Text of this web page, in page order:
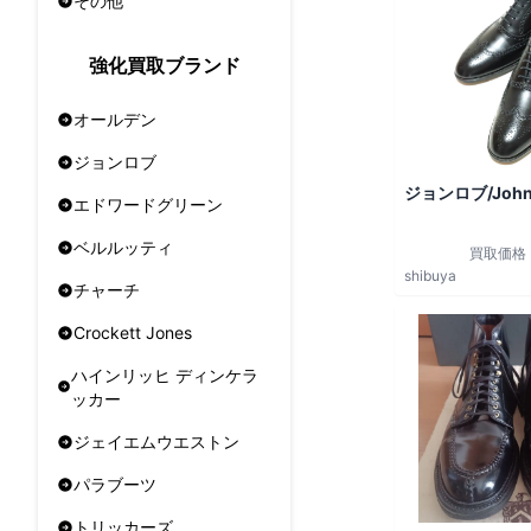
強化買取ブランド
オールデン
ジョンロブ
エドワードグリーン
ベルルッティ
チャーチ
Crockett Jones
ハインリッヒ ディンケラ
ッカー
ジェイエムウエストン
パラブーツ
ジョンロブ/
買取価格
shibuya